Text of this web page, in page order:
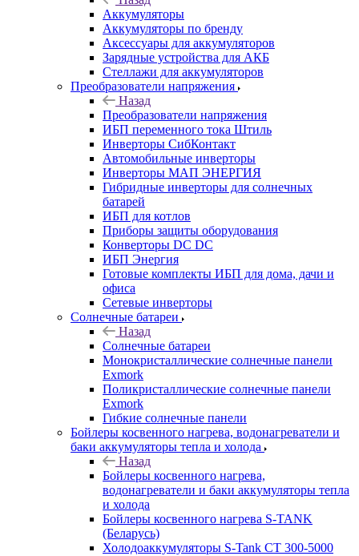
Аккумуляторы
Аккумуляторы по бренду
Аксессуары для аккумуляторов
Зарядные устройства для АКБ
Стеллажи для аккумуляторов
Преобразователи напряжения
Назад
Преобразователи напряжения
ИБП переменного тока Штиль
Инверторы СибКонтакт
Автомобильные инверторы
Инверторы МАП ЭНЕРГИЯ
Гибридные инверторы для солнечных
батарей
ИБП для котлов
Приборы защиты оборудования
Конверторы DC DC
ИБП Энергия
Готовые комплекты ИБП для дома, дачи и
офиса
Сетевые инверторы
Солнечные батареи
Назад
Солнечные батареи
Монокристаллические солнечные панели
Exmork
Поликристаллические солнечные панели
Exmork
Гибкие солнечные панели
Бойлеры косвенного нагрева, водонагреватели и
баки аккумуляторы тепла и холода
Назад
Бойлеры косвенного нагрева,
водонагреватели и баки аккумуляторы тепла
и холода
Бойлеры косвенного нагрева S-TANK
(Беларусь)
Холодоаккумуляторы S-Tank СТ 300-5000